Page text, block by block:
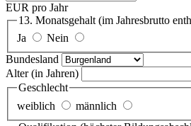
EUR pro Jahr
13. Monatsgehalt (im Jahresbrutto
Ja
Nein
Bundesland
Alter(in Jahren)
Geschlecht
weiblich
männlich